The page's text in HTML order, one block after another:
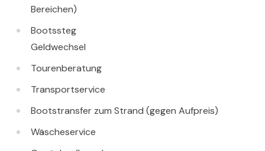
Bereichen)
Bootssteg
Geldwechsel
Tourenberatung
Transportservice
Bootstransfer zum Strand (gegen Aufpreis)
Wäscheservice